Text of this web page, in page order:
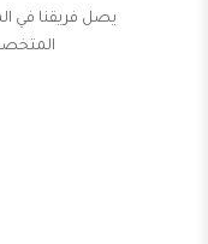
يصل فريقنا في